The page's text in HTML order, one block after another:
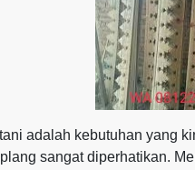
adalah kebutuhan yang
sangat diperhatikan.